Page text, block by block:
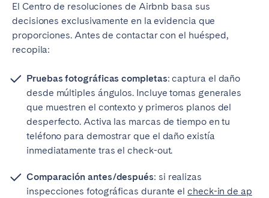
El Centro de resoluciones de Airbnb basa sus
decisiones exclusivamente en la evidencia que
proporciones. Antes de contactar con el huésped,
recopila:
Pruebas fotográficas completas: captura el daño
desde múltiples ángulos. Incluye tomas generales
que muestren el contexto y primeros planos del
desperfecto. Activa las marcas de tiempo en tu
teléfono para demostrar que el daño existía
inmediatamente tras el check-out.
Comparación antes/después: si realizas
inspecciones fotográficas durante elcheck-in de ap